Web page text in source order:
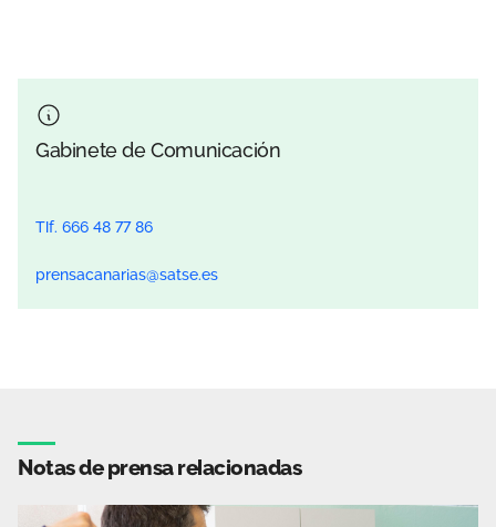
Gabinete de Comunicación
Tlf. 666 48 77 86
prensacanarias@satse.es
Notas de prensa relacionadas